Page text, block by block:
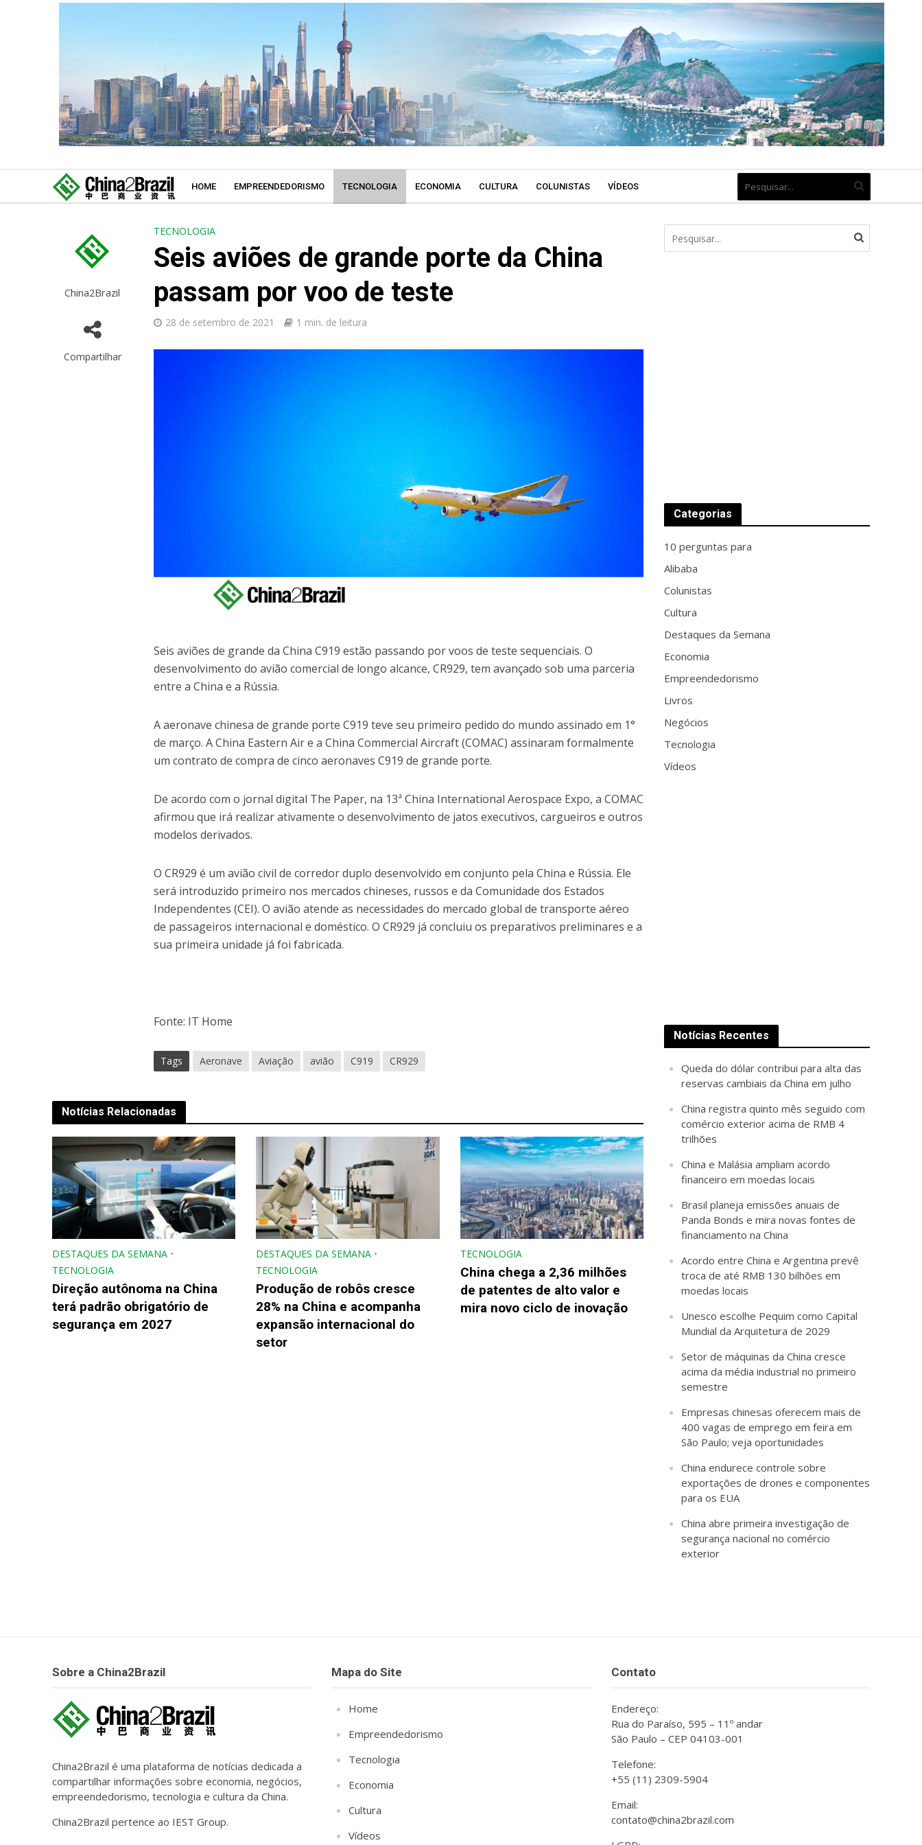
HOME EMPREENDEDORISMO TECNOLOGIA ECONOMIA CULTURA COLUNISTAS VÍDEOS
China2Brazil
Compartilhar
TECNOLOGIA
Seis aviões de grande porte da China
passam por voo de teste
28 de setembro de 2021 1 min. de leitura
Seis aviões de grande da China C919 estão passando por voos de teste sequenciais. O
desenvolvimento do avião comercial de longo alcance, CR929, tem avançado sob uma parceria
entre a China e a Rússia.
A aeronave chinesa de grande porte C919 teve seu primeiro pedido do mundo assinado em 1°
de março. A China Eastern Air e a China Commercial Aircraft (COMAC) assinaram formalmente
um contrato de compra de cinco aeronaves C919 de grande porte.
De acordo com o jornal digital The Paper, na 13ª China International Aerospace Expo, a COMAC
afirmou que irá realizar ativamente o desenvolvimento de jatos executivos, cargueiros e outros
modelos derivados.
O CR929 é um avião civil de corredor duplo desenvolvido em conjunto pela China e Rússia. Ele
será introduzido primeiro nos mercados chineses, russos e da Comunidade dos Estados
Independentes (CEI). O avião atende as necessidades do mercado global de transporte aéreo
de passageiros internacional e doméstico. O CR929 já concluiu os preparativos preliminares e a
sua primeira unidade já foi fabricada.
Fonte: IT Home
Tags Aeronave Aviação avião C919 CR929
Notícias Relacionadas
DESTAQUES DA SEMANA •
TECNOLOGIA
Direção autônoma na China
terá padrão obrigatório de
segurança em 2027
DESTAQUES DA SEMANA •
TECNOLOGIA
Produção de robôs cresce
28% na China e acompanha
expansão internacional do
setor
TECNOLOGIA
China chega a 2,36 milhões
de patentes de alto valor e
mira novo ciclo de inovação
Categorias
10 perguntas para
Alibaba
Colunistas
Cultura
Destaques da Semana
Economia
Empreendedorismo
Livros
Negócios
Tecnologia
Vídeos
Notícias Recentes
Queda do dólar contribui para alta das
reservas cambiais da China em julho
China registra quinto mês seguido com
comércio exterior acima de RMB 4
trilhões
China e Malásia ampliam acordo
financeiro em moedas locais
Brasil planeja emissões anuais de
Panda Bonds e mira novas fontes de
financiamento na China
Acordo entre China e Argentina prevê
troca de até RMB 130 bilhões em
moedas locais
Unesco escolhe Pequim como Capital
Mundial da Arquitetura de 2029
Setor de máquinas da China cresce
acima da média industrial no primeiro
semestre
Empresas chinesas oferecem mais de
400 vagas de emprego em feira em
São Paulo; veja oportunidades
China endurece controle sobre
exportações de drones e componentes
para os EUA
China abre primeira investigação de
segurança nacional no comércio
exterior
Sobre a China2Brazil
China2Brazil é uma plataforma de notícias dedicada a
compartilhar informações sobre economia, negócios,
empreendedorismo, tecnologia e cultura da China.
China2Brazil pertence ao IEST Group.
Mapa do Site
Home
Empreendedorismo
Tecnologia
Economia
Cultura
Vídeos
Contato
Endereço:
Rua do Paraíso, 595 – 11º andar
São Paulo – CEP 04103-001
Telefone:
+55 (11) 2309-5904
Email:
contato@china2brazil.com